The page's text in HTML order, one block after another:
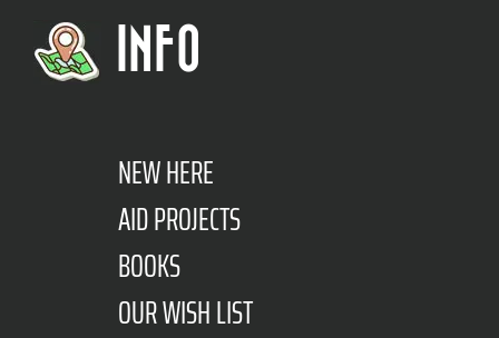
INFO
NEW HERE
AID PROJECTS
BOOKS
OUR WISH LIST